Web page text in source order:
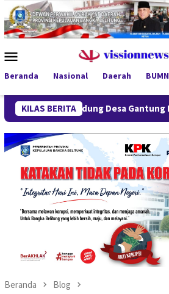
Loncat
ke
konten
Mobile
Beranda Nasional Daerah BUMN
KILAS BERITA
Lindung Desa Gantung Disorot
Beranda Blog